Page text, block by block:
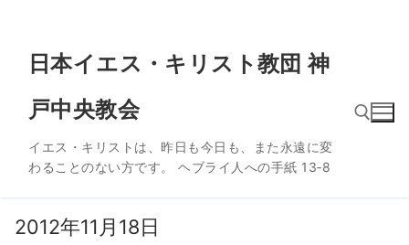
日本イエス・キリスト教団 神
戸中央教会
イエス・キリストは、昨日も今日も、また永遠に変
わることのない方です。 ヘブライ人への手紙 13‐8
2012年11月18日